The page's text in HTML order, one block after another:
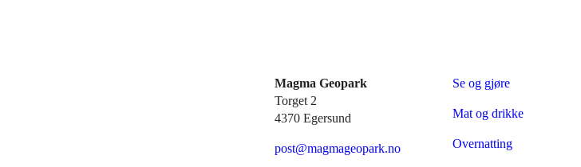
Magma Geopark
Torget 2
4370 Egersund
post@magmageopark.no
Se og gjøre
Mat og drikke
Overnatting